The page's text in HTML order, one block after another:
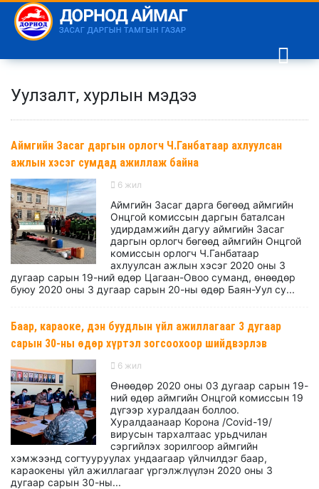
Уулзалт, хурлын мэдээ
Аймгийн Засаг даргын орлогч Ч.Ганбатаар ахлуулсан
ажлын хэсэг сумдад ажиллаж байна
6 жил
Аймгийн Засаг дарга бөгөөд аймгийн
Онцгой комиссын даргын баталсан
удирдамжийн дагуу аймгийн Засаг
даргын орлогч бөгөөд аймгийн Онцгой
комиссын орлогч Ч.Ганбатаар
ахлуулсан ажлын хэсэг 2020 оны 3
дугаар сарын 19-ний өдөр Цагаан-Овоо суманд, өнөөдөр
буюу 2020 оны 3 дугаар сарын 20-ны өдөр Баян-Уул су...
Баар, караоке, дэн буудлын үйл ажиллагааг 3 дугаар
сарын 30-ны өдөр хүртэл зогсоохоор шийдвэрлэв
6 жил
Өнөөдөр 2020 оны 03 дугаар сарын 19-
ний өдөр аймгийн Онцгой комиссын 19
дүгээр хуралдаан боллоо.
Хуралдаанаар Корона /Соvid-19/
вирусын тархалтаас урьдчилан
сэргийлэх зорилгоор аймгийн
хэмжээнд согтууруулах ундаагаар үйлчилдэг баар,
караокены үйл ажиллагааг үргэлжлүүлэн 2020 оны 3
дугаар сарын 30-ны...